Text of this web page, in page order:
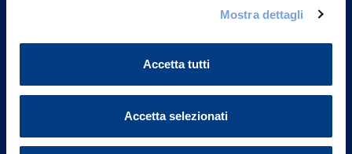
Mostra dettagli
Accetta tutti
Accetta selezionati
Governance